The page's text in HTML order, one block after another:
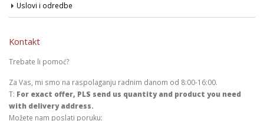
Uslovi i odredbe
Kontakt
Trebate li pomoć?
Za Vas, mi smo na raspolaganju radnim danom od 8:00-16:00.
T: For exact offer, PLS send us quantity and product you need
with delivery address.
Možete nam poslati poruku: